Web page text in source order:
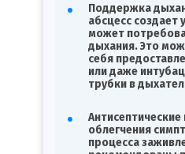
Поддержка
абсцесс создает
может
дыхания. Это
себя
или даже
трубки в
облегчения
процесса